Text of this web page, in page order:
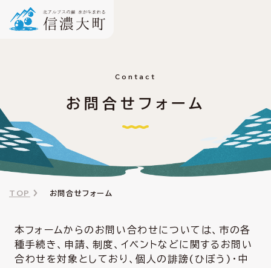
Contact
お問合せフォーム
TOP お問合せフォーム
本フォームからのお問い合わせについては、市の各
種手続き、申請、制度、イベントなどに関するお問い
合わせを対象としており、個人の誹謗(ひぼう)・中